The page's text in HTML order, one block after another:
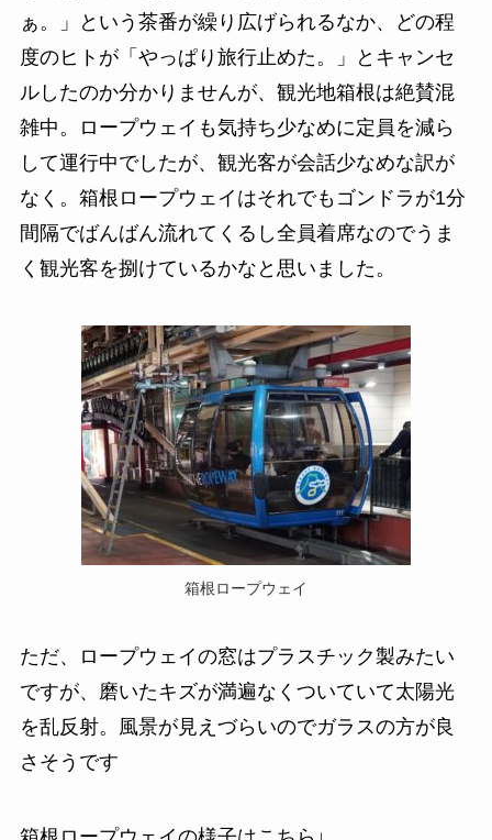
ぁ。」という茶番が繰り広げられるなか、どの程
度のヒトが「やっぱり旅行止めた。」とキャンセ
ルしたのか分かりませんが、 観光地箱根は絶賛混
雑中。ロープウェイも気持ち少なめに定員を減ら
して運行中でしたが、 観光客が会話少なめな訳が
なく 。箱根ロープウェイはそれでもゴンドラが1分
間隔でばんばん流れてくるし全員着席なのでうま
く観光客を捌けているかなと思いました。
箱根ロープウェイ
ただ、ロープウェイの窓はプラスチック製みたい
ですが、磨いたキズが満遍なくついていて太陽光
を乱反射。風景が見えづらいのでガラスの方が良
さそうです